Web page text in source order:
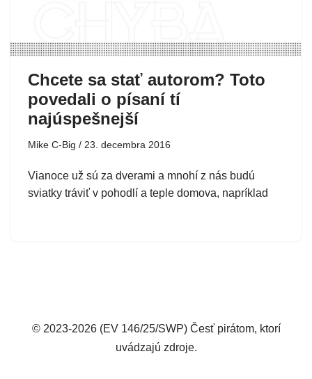
Chcete sa stať autorom? Toto
povedali o písaní tí
najúspešnejší
Mike C-Big 23. decembra 2016
Vianoce už sú za dverami a mnohí z nás budú
sviatky tráviť v pohodlí a teple domova, napríklad
© 2023-2026 (EV 146/25/SWP) Česť pirátom, ktorí
uvádzajú zdroje.